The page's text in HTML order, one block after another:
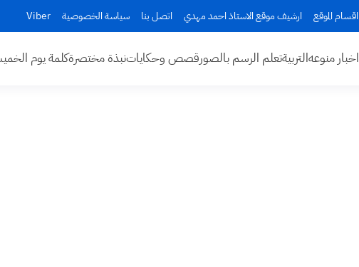
اقسام الموقع ارشيف موقع الاستاذ احمد مهدي اتصل بنا سياسة الخصوصية Viber
اخبار منوعهالتربيةتعلم الرسم بالصورقصص وحكاياتنبذة مختصرةكلمة يوم